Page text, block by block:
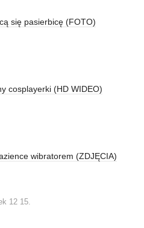
się pasierbicę (FOTO)
cosplayerki (HD WIDEO)
wibratorem (ZDJĘCIA)
12 15.